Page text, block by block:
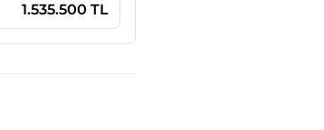
1.535.500 TL